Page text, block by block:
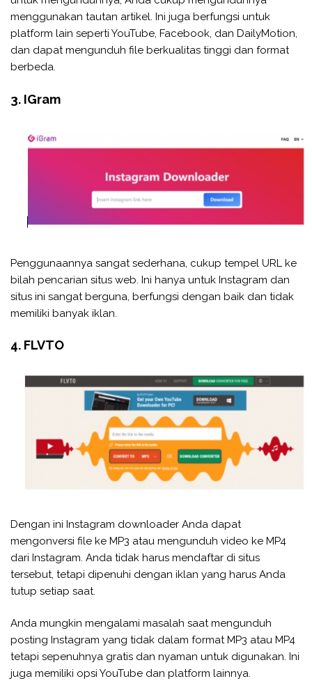
menggunakan tautan artikel. Ini juga berfungsi untuk
platform lain seperti YouTube, Facebook, dan DailyMotion,
dan dapat mengunduh file berkualitas tinggi dan format
berbeda.
3. IGram
Penggunaannya sangat sederhana, cukup tempel URL ke
bilah pencarian situs web. Ini hanya untuk Instagram dan
situs ini sangat berguna, berfungsi dengan baik dan tidak
memiliki banyak iklan.
4. FLVTO
Dengan ini Instagram downloader Anda dapat
mengonversi file ke MP3 atau mengunduh video ke MP4
dari Instagram. Anda tidak harus mendaftar di situs
tersebut, tetapi dipenuhi dengan iklan yang harus Anda
tutup setiap saat.
Anda mungkin mengalami masalah saat mengunduh
posting Instagram yang tidak dalam format MP3 atau MP4
tetapi sepenuhnya gratis dan nyaman untuk digunakan. Ini
juga memiliki opsi YouTube dan platform lainnya.